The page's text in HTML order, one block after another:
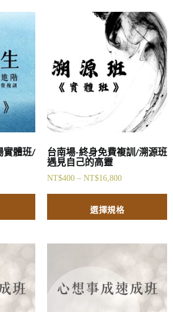
實體班/
台南場-終身免費複訓/溯源班
遇見自己的高靈
NT$400 – NT$16,800
選擇規格